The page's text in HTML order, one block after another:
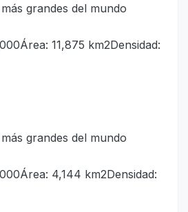
11,875 km2Densidad:
4,144 km2Densidad: